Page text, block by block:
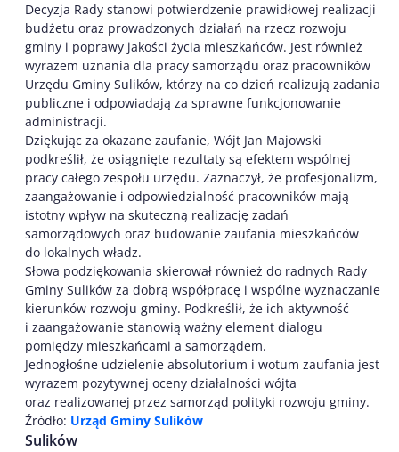
Decyzja Rady stanowi potwierdzenie prawidłowej realizacji
budżetu oraz prowadzonych działań na rzecz rozwoju
gminy i poprawy jakości życia mieszkańców. Jest również
wyrazem uznania dla pracy samorządu oraz pracowników
Urzędu Gminy Sulików, którzy na co dzień realizują zadania
publiczne i odpowiadają za sprawne funkcjonowanie
administracji.
Dziękując za okazane zaufanie, Wójt Jan Majowski
podkreślił, że osiągnięte rezultaty są efektem wspólnej
pracy całego zespołu urzędu. Zaznaczył, że profesjonalizm,
zaangażowanie i odpowiedzialność pracowników mają
istotny wpływ na skuteczną realizację zadań
samorządowych oraz budowanie zaufania mieszkańców
do lokalnych władz.
Słowa podziękowania skierował również do radnych Rady
Gminy Sulików za dobrą współpracę i wspólne wyznaczanie
kierunków rozwoju gminy. Podkreślił, że ich aktywność
i zaangażowanie stanowią ważny element dialogu
pomiędzy mieszkańcami a samorządem.
Jednogłośne udzielenie absolutorium i wotum zaufania jest
wyrazem pozytywnej oceny działalności wójta
oraz realizowanej przez samorząd polityki rozwoju gminy.
Źródło: Urząd Gminy Sulików
Sulików